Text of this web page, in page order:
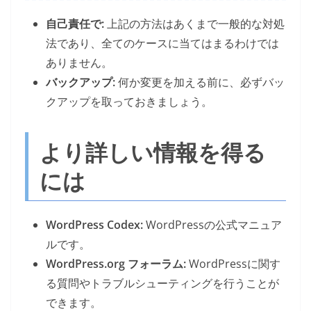
自己責任で:上記の方法はあくまで一般的な対処
法であり、全てのケースに当てはまるわけでは
ありません。
バックアップ:何か変更を加える前に、必ずバッ
クアップを取っておきましょう。
より詳しい情報を得る
には
WordPress Codex:WordPressの公式マニュア
ルです。
WordPress.org フォーラム:WordPressに関す
る質問やトラブルシューティングを行うことが
できます。